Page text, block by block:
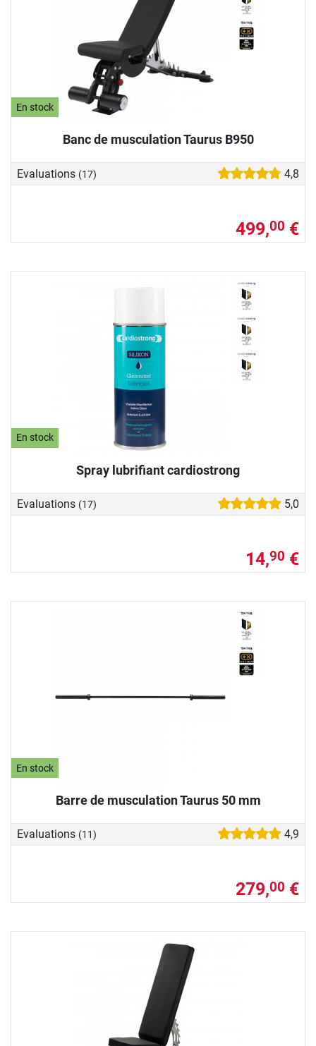
En stock
Banc de musculation Taurus B950
Evaluations (17) 4,8
499,00 €
En stock
Spray lubrifiant cardiostrong
Evaluations (17) 5,0
14,90 €
En stock
Barre de musculation Taurus 50 mm
Evaluations (11) 4,9
279,00 €